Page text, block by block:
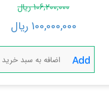
106,200,000ریال
100,000,000 ریال
اضافه به سبد خرید